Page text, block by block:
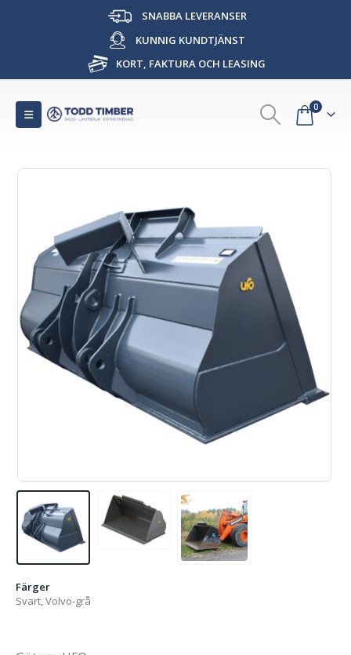
SNABBA LEVERANSER
KUNNIG KUNDTJÄNST
KORT, FAKTURA OCH LEASING
0
Färger
Svart, Volvo-grå